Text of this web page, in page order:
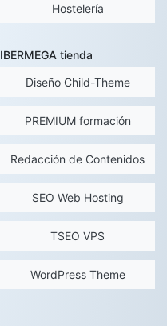
Hostelería
IBERMEGA tienda
Diseño Child-Theme
PREMIUM formación
Redacción de Contenidos
SEO Web Hosting
TSEO VPS
WordPress Theme